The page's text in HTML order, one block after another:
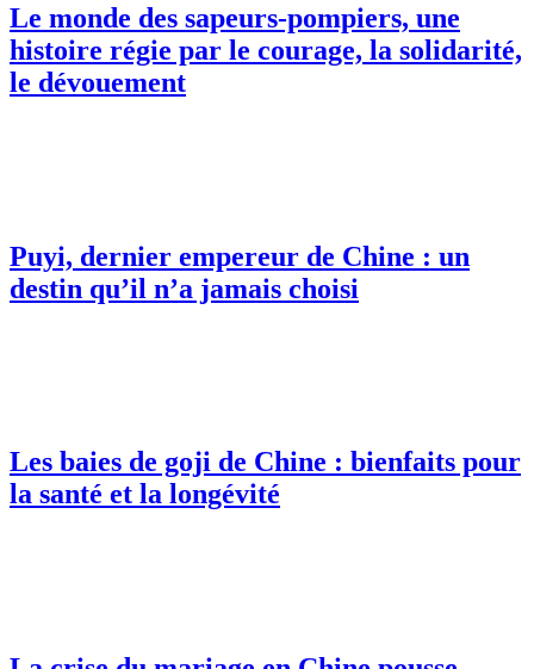
Le monde des sapeurs-pompiers, une
histoire régie par le courage, la solidarité,
le dévouement
Puyi, dernier empereur de Chine : un
destin qu’il n’a jamais choisi
Les baies de goji de Chine : bienfaits pour
la santé et la longévité